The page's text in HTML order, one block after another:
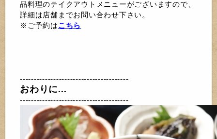
品料理のテイクアウトメニューがございますので、
詳細は店舗までお問い合わせ下さい。
※ご予約はこちら
---------------------------------------
おわりに...
---------------------------------------